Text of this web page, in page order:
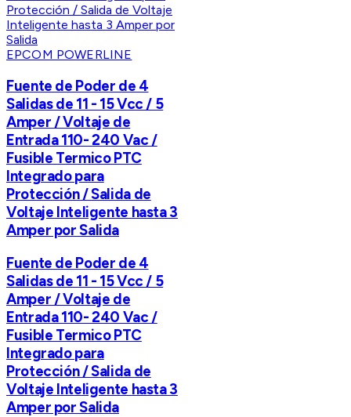
EPCOM POWERLINE
Fuente de Poder de 4
Salidas de 11 - 15 Vcc / 5
Amper / Voltaje de
Entrada 110- 240 Vac /
Fusible Termico PTC
Integrado para
Protección / Salida de
Voltaje Inteligente hasta 3
Amper por Salida
Fuente de Poder de 4
Salidas de 11 - 15 Vcc / 5
Amper / Voltaje de
Entrada 110- 240 Vac /
Fusible Termico PTC
Integrado para
Protección / Salida de
Voltaje Inteligente hasta 3
Amper por Salida